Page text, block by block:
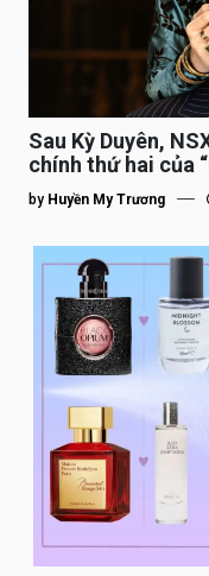
Sau Kỳ Duyên,
chính thứ hai của
by Huyền My Trương